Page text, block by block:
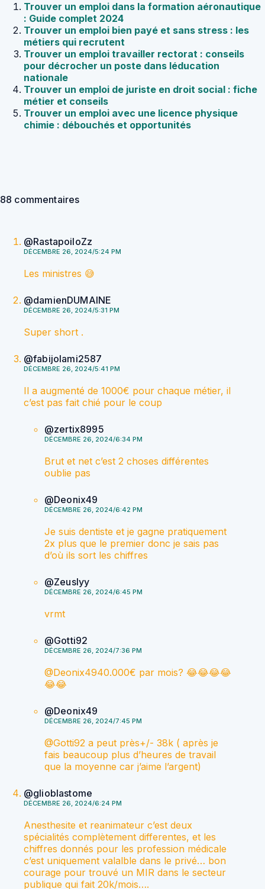
Trouver un emploi dans la formation aéronautique
: Guide complet 2024
Trouver un emploi bien payé et sans stress : les
métiers qui recrutent
Trouver un emploi travailler rectorat : conseils
pour décrocher un poste dans léducation
nationale
Trouver un emploi de juriste en droit social : fiche
métier et conseils
Trouver un emploi avec une licence physique
chimie : débouchés et opportunités
88 commentaires
@RastapoiloZz
DÉCEMBRE 26, 2024/5:24 PM
Les ministres 😅
@damienDUMAINE
DÉCEMBRE 26, 2024/5:31 PM
Super short .
@fabijolami2587
DÉCEMBRE 26, 2024/5:41 PM
Il a augmenté de 1000€ pour chaque métier, il
c’est pas fait chié pour le coup
@zertix8995
DÉCEMBRE 26, 2024/6:34 PM
Brut et net c’est 2 choses différentes
oublie pas
@Deonix49
DÉCEMBRE 26, 2024/6:42 PM
Je suis dentiste et je gagne pratiquement
2x plus que le premier donc je sais pas
d’où ils sort les chiffres
@Zeuslyy
DÉCEMBRE 26, 2024/6:45 PM
vrmt
@Gotti92
DÉCEMBRE 26, 2024/7:36 PM
​@Deonix4940.000€ par mois? 😂😂😂😂
😂😂
@Deonix49
DÉCEMBRE 26, 2024/7:45 PM
​​@Gotti92 a peut près+/- 38k ( après je
fais beaucoup plus d’heures de travail
que la moyenne car j’aime l’argent)
@glioblastome
DÉCEMBRE 26, 2024/6:24 PM
Anesthesite et reanimateur c’est deux
spécialités complètement differentes, et les
chiffres donnés pour les profession médicale
c’est uniquement valalble dans le privé… bon
courage pour trouvé un MIR dans le secteur
publique qui fait 20k/mois….